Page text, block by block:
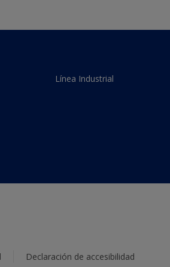
Línea Industrial
Declaración de accesibilidad